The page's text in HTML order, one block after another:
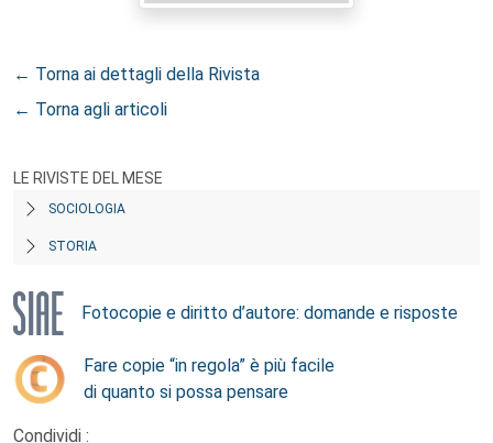
← Torna ai dettagli della Rivista
← Torna agli articoli
LE RIVISTE DEL MESE
SOCIOLOGIA
STORIA
Fotocopie e diritto d’autore: domande e risposte
Fare copie “in regola” è più facile
di quanto si possa pensare
Condividi :